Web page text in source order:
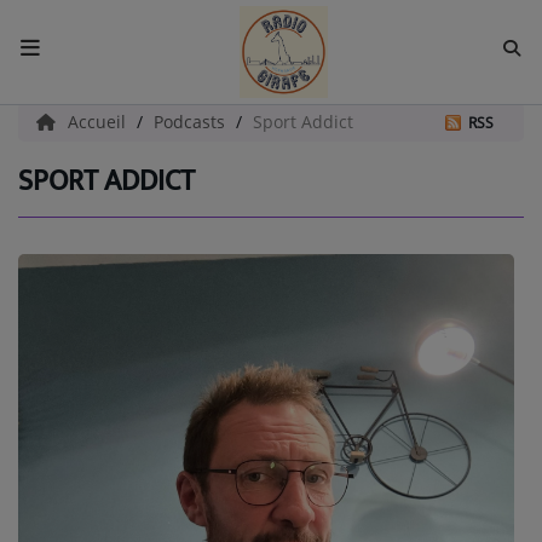
ACCUEIL
Radio
UN HAVRE DE CULTURE
PAROLES D'ENTREPRENEURS
Accueil Podcasts Sport Addict RSS
SPORT ADDICT